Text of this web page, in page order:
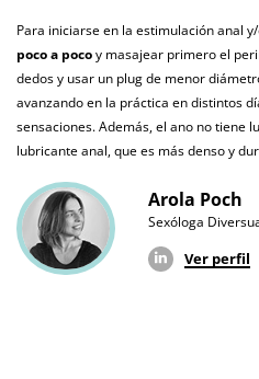
Producto
vegano
No testado en
animales
Envío discreto
Garantías 3 años
Producto
Para iniciarse en la estimulación anal
poco a pocoy masajear primero el
dedos y usar un plug de menor
avanzando en la práctica en distintos
sensaciones. Además, el ano no tiene
lubricante anal, que es más denso y
Arola Poch
Sexóloga
Ver perfil